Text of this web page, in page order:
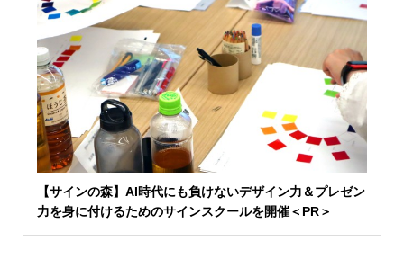
【サインの森】AI時代にも負けないデザイン力＆プレゼン
力を身に付けるためのサインスクールを開催＜PR＞